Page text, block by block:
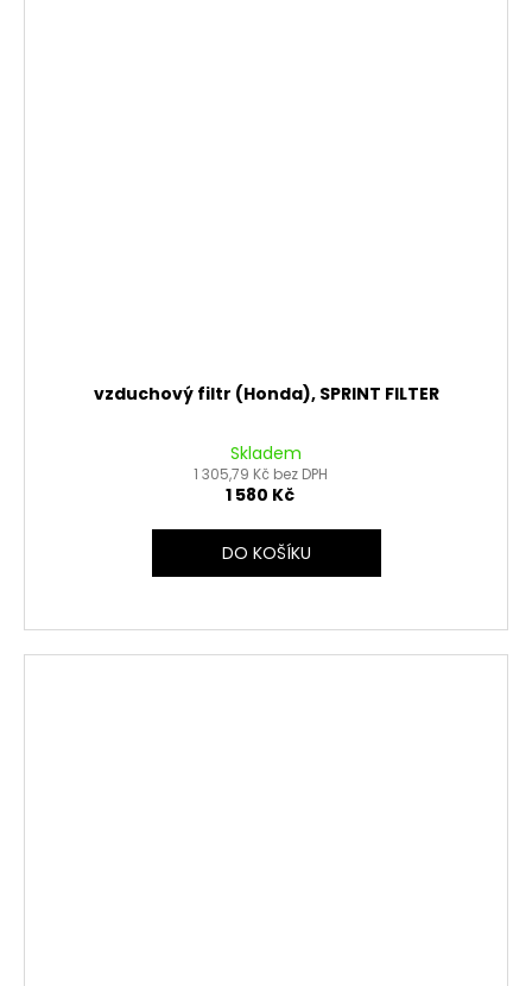
vzduchový filtr (Honda), SPRINT FILTER
Skladem
1 305,79 Kč bez DPH
1 580 Kč
DO KOŠÍKU